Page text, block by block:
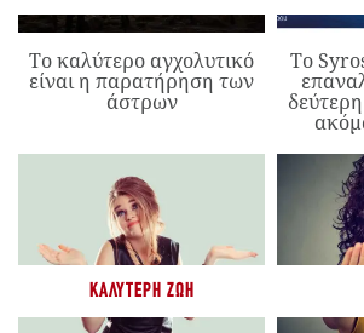
Το καλύτερο αγχολυτικό
είναι η παρατήρηση των
άστρων
Το
ΚΑΛΎΤΕΡΗ ΖΩΉ